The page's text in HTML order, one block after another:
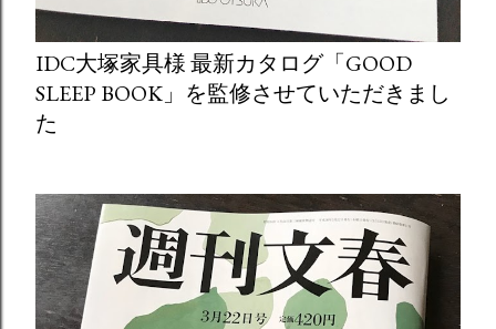
IDC大塚家具様 最新カタログ「GOOD
SLEEP BOOK」を監修させていただきまし
た